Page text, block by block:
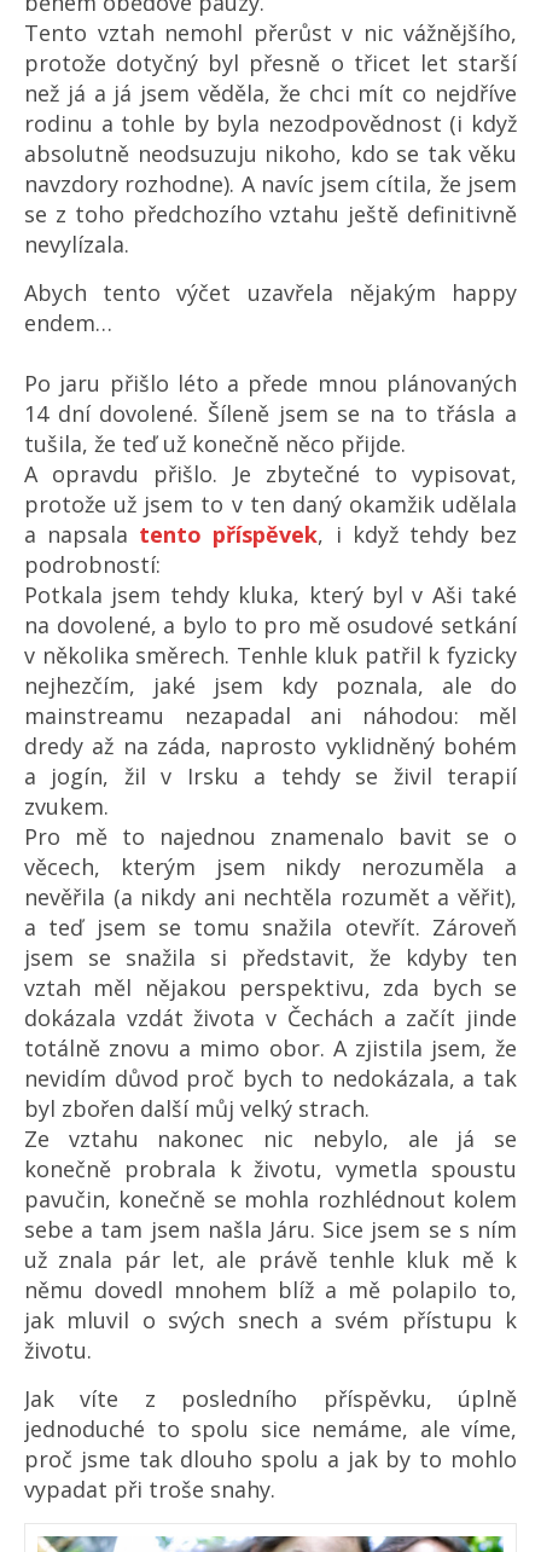
Tento vztah nemohl přerůst v nic vážnějšího,
protože dotyčný byl přesně o třicet let starší
než já a já jsem věděla, že chci mít co nejdříve
rodinu a tohle by byla nezodpovědnost (i když
absolutně neodsuzuju nikoho, kdo se tak věku
navzdory rozhodne). A navíc jsem cítila, že jsem
se z toho předchozího vztahu ještě definitivně
nevylízala.
Abych tento výčet uzavřela nějakým happy
endem…
Po jaru přišlo léto a přede mnou plánovaných
14 dní dovolené. Šíleně jsem se na to třásla a
tušila, že teď už konečně něco přijde.
A opravdu přišlo. Je zbytečné to vypisovat,
protože už jsem to v ten daný okamžik udělala
a napsala tento příspěvek, i když tehdy bez
podrobností:
Potkala jsem tehdy kluka, který byl v Aši také
na dovolené, a bylo to pro mě osudové setkání
v několika směrech. Tenhle kluk patřil k fyzicky
nejhezčím, jaké jsem kdy poznala, ale do
mainstreamu nezapadal ani náhodou: měl
dredy až na záda, naprosto vyklidněný bohém
a jogín, žil v Irsku a tehdy se živil terapií
zvukem.
Pro mě to najednou znamenalo bavit se o
věcech, kterým jsem nikdy nerozuměla a
nevěřila (a nikdy ani nechtěla rozumět a věřit),
a teď jsem se tomu snažila otevřít. Zároveň
jsem se snažila si představit, že kdyby ten
vztah měl nějakou perspektivu, zda bych se
dokázala vzdát života v Čechách a začít jinde
totálně znovu a mimo obor. A zjistila jsem, že
nevidím důvod proč bych to nedokázala, a tak
byl zbořen další můj velký strach.
Ze vztahu nakonec nic nebylo, ale já se
konečně probrala k životu, vymetla spoustu
pavučin, konečně se mohla rozhlédnout kolem
sebe a tam jsem našla Járu. Sice jsem se s ním
už znala pár let, ale právě tenhle kluk mě k
němu dovedl mnohem blíž a mě polapilo to,
jak mluvil o svých snech a svém přístupu k
životu.
Jak víte z posledního příspěvku, úplně
jednoduché to spolu sice nemáme, ale víme,
proč jsme tak dlouho spolu a jak by to mohlo
vypadat při troše snahy.